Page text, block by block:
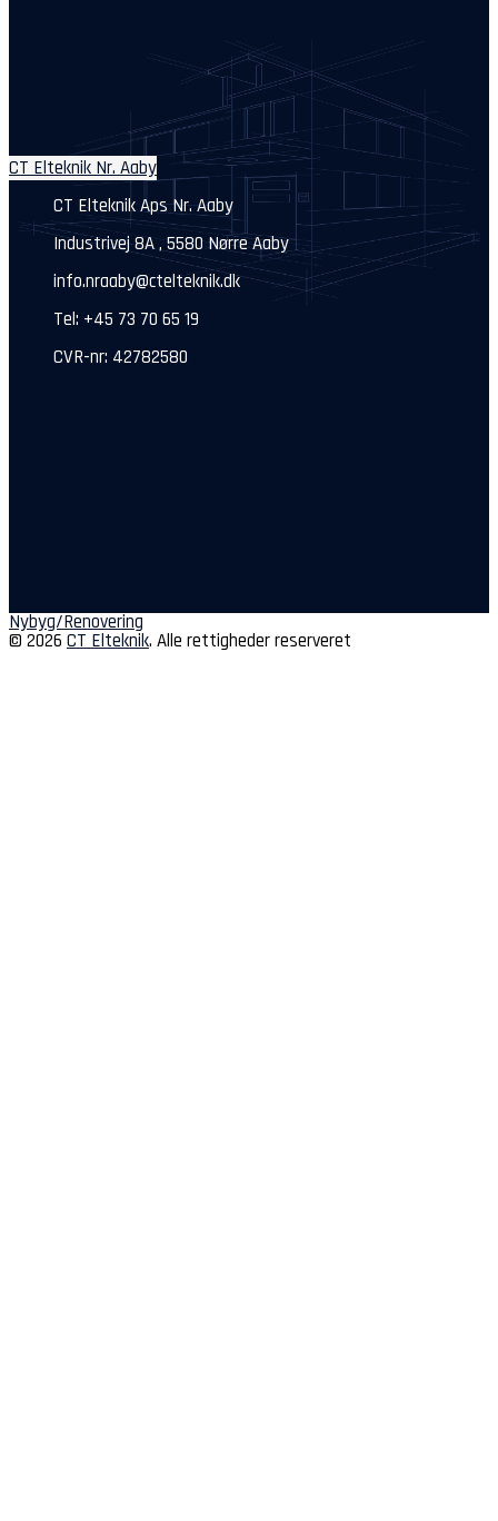
CT Elteknik Nr. Aaby
CT Elteknik Aps Nr. Aaby
Industrivej 8A , 5580 Nørre Aaby
info.nraaby@ctelteknik.dk
Tel: +45 73 70 65 19
CVR-nr: 42782580
Indlægsnavigation
Nybyg/Renovering
© 2026 CT Elteknik. Alle rettigheder reserveret